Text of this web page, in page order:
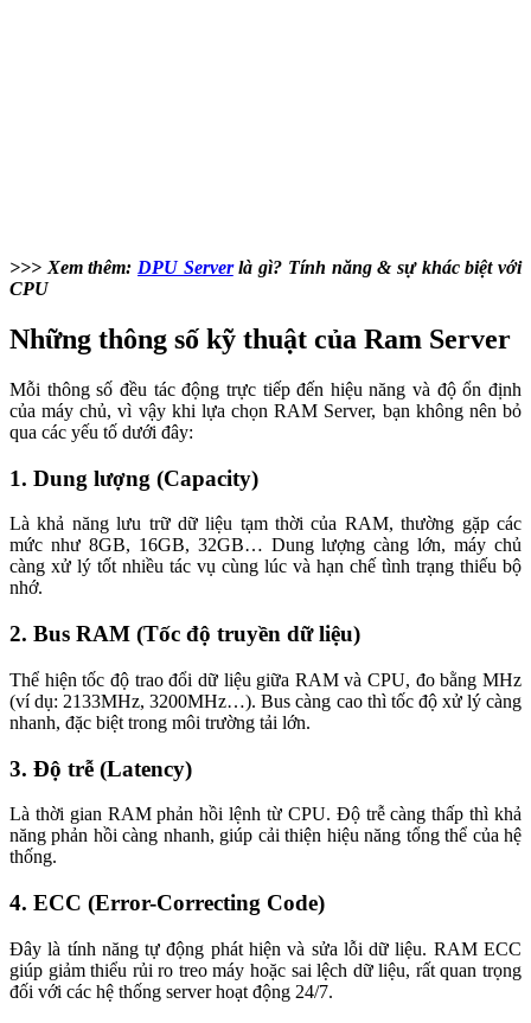
>>> Xem thêm: DPU Serverlà gì? Tính năng & sự khác biệt với
CPU
Những thông số kỹ thuật của Ram Server
Mỗi thông số đều tác động trực tiếp đến hiệu năng và độ ổn định
của máy chủ, vì vậy khi lựa chọn RAM Server, bạn không nên bỏ
qua các yếu tố dưới đây:
1. Dung lượng (Capacity)
Là khả năng lưu trữ dữ liệu tạm thời của RAM, thường gặp các
mức như 8GB, 16GB, 32GB… Dung lượng càng lớn, máy chủ
càng xử lý tốt nhiều tác vụ cùng lúc và hạn chế tình trạng thiếu bộ
nhớ.
2. Bus RAM (Tốc độ truyền dữ liệu)
Thể hiện tốc độ trao đổi dữ liệu giữa RAM và CPU, đo bằng MHz
(ví dụ: 2133MHz, 3200MHz…). Bus càng cao thì tốc độ xử lý càng
nhanh, đặc biệt trong môi trường tải lớn.
3. Độ trễ (Latency)
Là thời gian RAM phản hồi lệnh từ CPU. Độ trễ càng thấp thì khả
năng phản hồi càng nhanh, giúp cải thiện hiệu năng tổng thể của hệ
thống.
4. ECC (Error-Correcting Code)
Đây là tính năng tự động phát hiện và sửa lỗi dữ liệu. RAM ECC
giúp giảm thiểu rủi ro treo máy hoặc sai lệch dữ liệu, rất quan trọng
đối với các hệ thống server hoạt động 24/7.